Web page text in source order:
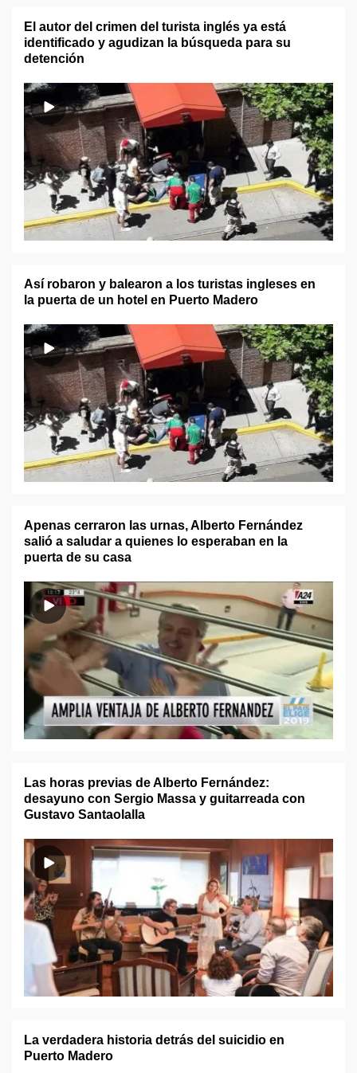
El autor del crimen del turista inglés ya está
identificado y agudizan la búsqueda para su
detención
Así robaron y balearon a los turistas ingleses en
la puerta de un hotel en Puerto Madero
Apenas cerraron las urnas, Alberto Fernández
salió a saludar a quienes lo esperaban en la
puerta de su casa
Las horas previas de Alberto Fernández:
desayuno con Sergio Massa y guitarreada con
Gustavo Santaolalla
La verdadera historia detrás del suicidio en
Puerto Madero